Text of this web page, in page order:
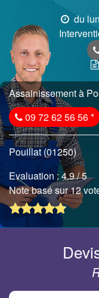
du
Assainissement à
09 72 62 56 56*
Pouillat (01250)
Evaluation :4.9/ 5
Note basé sur 12